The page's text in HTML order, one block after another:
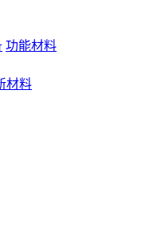
功能材料
材料